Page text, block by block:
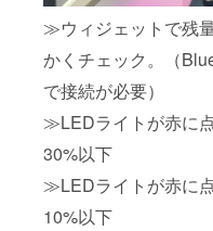
≫ウィジェットで残
かくチェック。（
で接続が必要）
≫LEDライトが赤に
30%以下
≫LEDライトが赤に
10%以下